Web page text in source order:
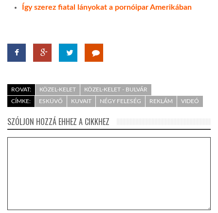
Így szerez fiatal lányokat a pornóipar Amerikában
ROVAT: KÖZEL-KELET
KÖZEL-KELET - BULVÁR
CÍMKE:
ESKÜVŐ KUVAIT NÉGY FELESÉG REKLÁM VIDEÓ
SZÓLJON HOZZÁ EHHEZ A CIKKHEZ